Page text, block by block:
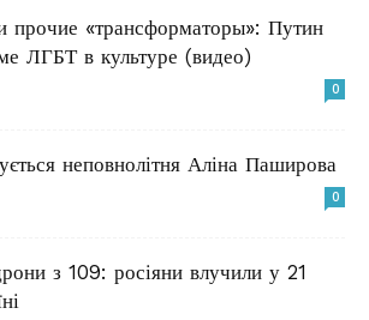
прочие «трансформаторы»: Путин
ЛГБТ в культуре (видео)
0
неповнолітня Аліна Паширова
0
з 109: росіяни влучили у 21